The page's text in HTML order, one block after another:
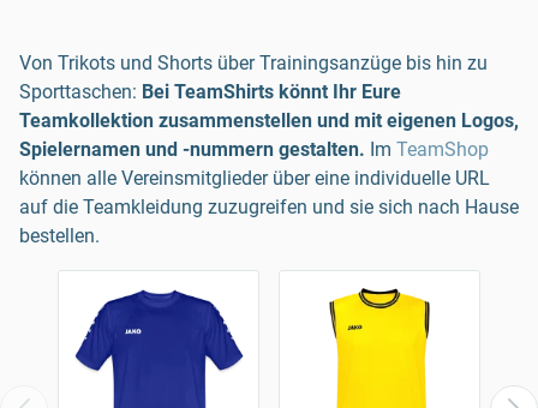
Von Trikots und Shorts über Trainingsanzüge bis hin zu
Sporttaschen: Bei TeamShirts könnt Ihr Eure
Teamkollektion zusammenstellen und mit eigenen Logos,
Spielernamen und -nummern gestalten. Im TeamShop
können alle Vereinsmitglieder über eine individuelle URL
auf die Teamkleidung zuzugreifen und sie sich nach Hause
bestellen.